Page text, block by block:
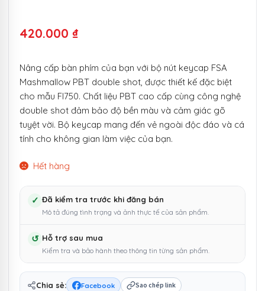
420.000 ₫
Nâng cấp bàn phím của bạn với bộ nút keycap FSA
Mashmallow PBT double shot, được thiết kế đặc biệt
cho mẫu Fl750. Chất liệu PBT cao cấp cùng công nghệ
double shot đảm bảo độ bền màu và cảm giác gõ
tuyệt vời. Bộ keycap mang đến vẻ ngoài độc đáo và cá
tính cho không gian làm việc của bạn.
Hết hàng
✓ Đã kiểm tra trước khi đăng bán
Mô tả đúng tình trạng và ảnh thực tế của sản phẩm.
↺ Hỗ trợ sau mua
Kiểm tra và bảo hành theo thông tin từng sản phẩm.
Chia sẻ: Facebook Sao chép link